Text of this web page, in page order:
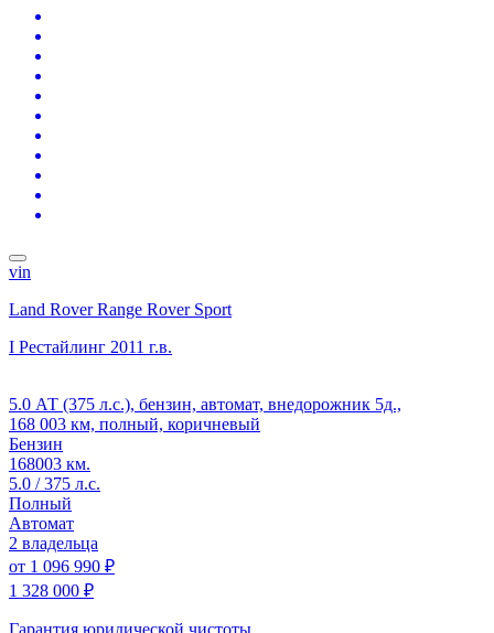
vin
Land Rover Range Rover Sport
I Рестайлинг 2011 г.в.
5.0 АТ (375 л.с.), бензин, автомат, внедорожник 5д.,
168 003 км, полный, коричневый
Бензин
168003 км.
5.0 / 375 л.с.
Полный
Автомат
2 владельца
от 1 096 990 ₽
1 328 000 ₽
Гарантия юридической чистоты